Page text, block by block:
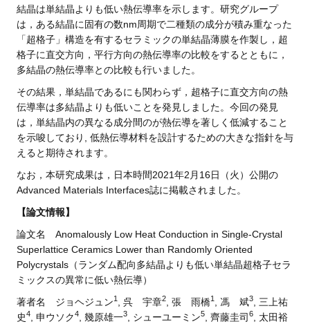
結晶は単結晶よりも低い熱伝導率を示します。研究グループ
は，ある結晶に固有の数nm周期で二種類の成分が積み重なった
「超格子」構造を有するセラミックの単結晶薄膜を作製し，超
格子に直交方向，平行方向の熱伝導率の比較をするとともに，
多結晶の熱伝導率との比較も行いました。
その結果，単結晶であるにも関わらず，超格子に直交方向の熱
伝導率は多結晶よりも低いことを発見しました。今回の発見
は，単結晶内の異なる成分間のが熱伝導を著しく低減すること
を示唆しており, 低熱伝導材料を設計するための大きな指針を与
えると期待されます。
なお，本研究成果は，日本時間2021年2月16日（火）公開の
Advanced Materials Interfaces誌に掲載されました。
【論文情報】
論文名 Anomalously Low Heat Conduction in Single-Crystal
Superlattice Ceramics Lower than Randomly Oriented
Polycrystals（ランダム配向多結晶よりも低い単結晶超格子セラ
ミックスの異常に低い熱伝導）
著者名 ジョヘジュン1 , 呉 宇章2, 張 雨橋1 , 馮 斌3, 三上祐
史4, 申ウソク4, 幾原雄一3, シューユーミン5, 齊藤圭司6, 太田裕